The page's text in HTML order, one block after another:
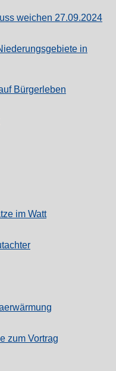
weichen 27.09.2024
in
Bürgerleben
im Watt
zum Vortrag